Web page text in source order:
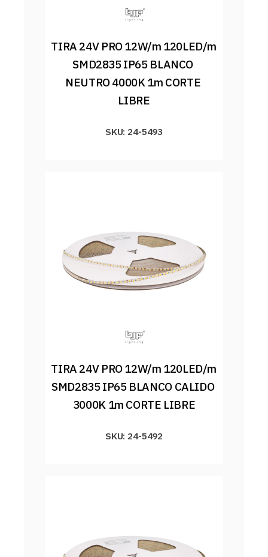
TIRA 24V PRO 12W/m 120LED/m
SMD2835 IP65 BLANCO
NEUTRO 4000K 1m CORTE
LIBRE
SKU: 24-5493
TIRA 24V PRO 12W/m 120LED/m
SMD2835 IP65 BLANCO CALIDO
3000K 1m CORTE LIBRE
SKU: 24-5492